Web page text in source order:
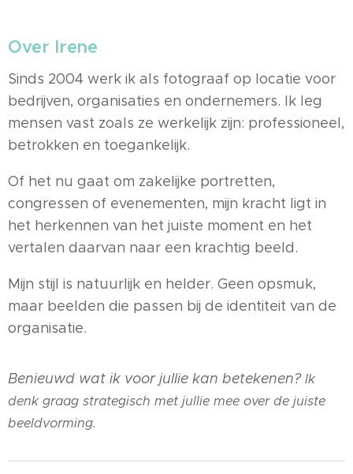
Over Irene
Sinds 2004 werk ik als fotograaf op locatie voor
bedrijven, organisaties en ondernemers. Ik leg
mensen vast zoals ze werkelijk zijn: professioneel,
betrokken en toegankelijk.
Of het nu gaat om zakelijke portretten,
congressen of evenementen, mijn kracht ligt in
het herkennen van het juiste moment en het
vertalen daarvan naar een krachtig beeld.
Mijn stijl is natuurlijk en helder. Geen opsmuk,
maar beelden die passen bij de identiteit van de
organisatie.
Benieuwd wat ik voor jullie kan betekenen?Ik
denk graag strategisch met jullie mee over de juiste
beeldvorming.